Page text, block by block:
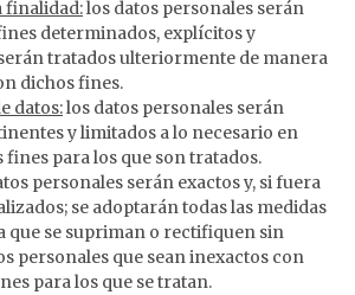
finalidad:los datos personales serán
determinados, explícitos y
tratados ulteriormente de manera
dichos fines.
datos:los datos personales serán
y limitados a lo necesario en
para los que son tratados.
personales serán exactos y, si fuera
se adoptarán todas las medidas
que se supriman o rectifiquen sin
personales que sean inexactos con
para los que se tratan.